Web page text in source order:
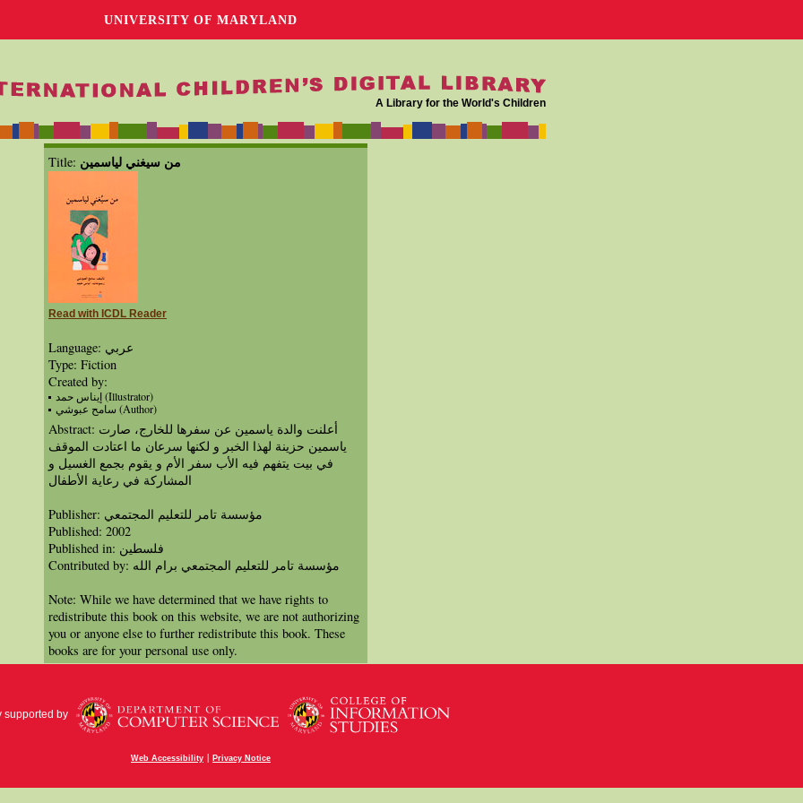
UNIVERSITY OF MARYLAND
A Library for the World's Children
Title: من سيغني لياسمين
Read with ICDL Reader
Language: عربي
Type: Fiction
Created by:
إيناس حمد (Illustrator)
سامح عبوشي (Author)
Abstract: أعلنت والدة ياسمين عن سفرها للخارج، صارت
ياسمين حزينة لهذا الخبر و لكنها سرعان ما اعتادت الموقف
في بيت يتفهم فيه الأب سفر الأم و يقوم بجمع الغسيل و
المشاركة في رعاية الأطفال
Publisher: مؤسسة تامر للتعليم المجتمعي
Published: 2002
Published in: فلسطين
Contributed by: مؤسسة تامر للتعليم المجتمعي برام الله
Note: While we have determined that we have rights to
redistribute this book on this website, we are not authorizing
you or anyone else to further redistribute this book. These
books are for your personal use only.
supported by
Web Accessibility | Privacy Notice